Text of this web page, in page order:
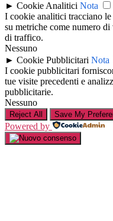
► Cookie Analitici Nota
I cookie analitici tracciano
su metriche come numero
di traffico.
Nessuno
► Cookie Pubblicitari Nota
I cookie pubblicitari
tue visite precedenti e
pubblicitarie.
Nessuno
Reject All Save My
Powered by